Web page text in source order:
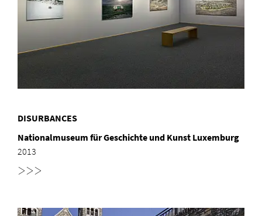
DISURBANCES
Nationalmuseum für Geschichte und Kunst Luxemburg
2013
>>>